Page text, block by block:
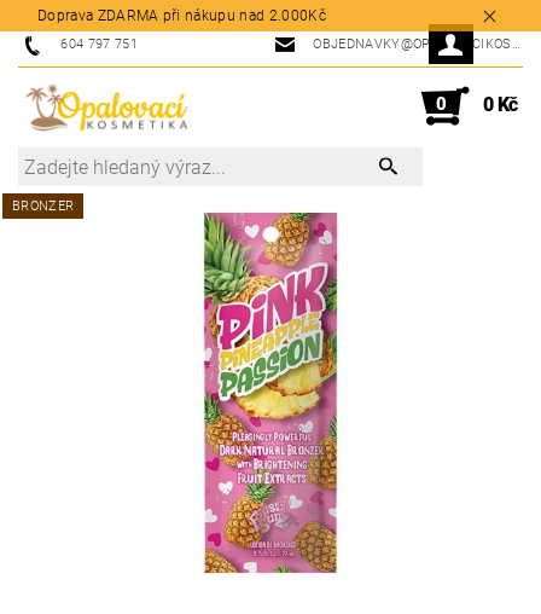
Doprava ZDARMA při nákupu nad 2.000Kč
604 797 751 OBJEDNAVKY@OPALOVACIKOSMETIKA.CZ
0 0 Kč
BRONZER